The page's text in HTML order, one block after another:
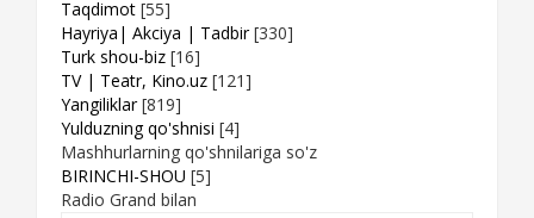
Taqdimot [55]
Hayriya| Akciya | Tadbir [330]
Turk shou-biz [16]
TV | Teatr, Kino.uz [121]
Yangiliklar [819]
Yulduzning qo'shnisi [4]
Mashhurlarning qo'shnilariga so'z
BIRINCHI-SHOU [5]
Radio Grand bilan